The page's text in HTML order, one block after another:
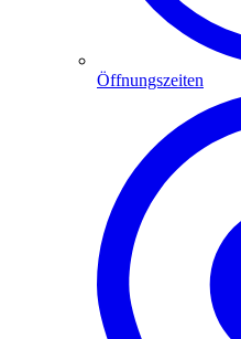
Öffnungszeiten